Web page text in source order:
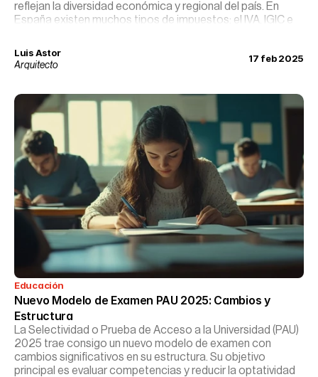
reflejan la diversidad económica y regional del país. En
España existen muchos tipos de impuestos; el IVA, IGIC e
bienes y servicios.
Luis Astor
Arquitecto
17 feb 2025
Educación
Nuevo Modelo de Examen PAU 2025: Cambios y
Estructura
La Selectividad o Prueba de Acceso a la Universidad (PAU)
2025 trae consigo un nuevo modelo de examen con
cambios significativos en su estructura. Su objetivo
principal es evaluar competencias y reducir la optatividad